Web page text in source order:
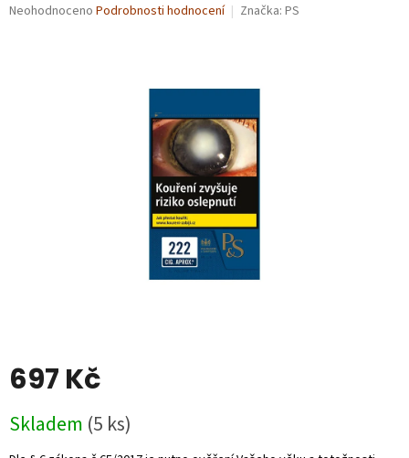
Průměrné
Neohodnoceno Podrobnosti hodnocení Značka: PS
697 Kč
cena:
Skladem (5 ks)